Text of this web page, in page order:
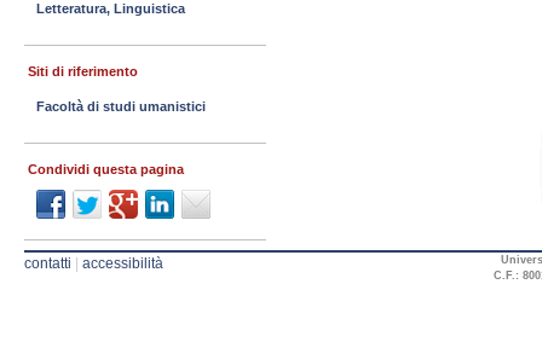
Letteratura, Linguistica
Siti di riferimento
Facoltà di studi umanistici
Condividi questa pagina
contatti accessibilità
C.F.: